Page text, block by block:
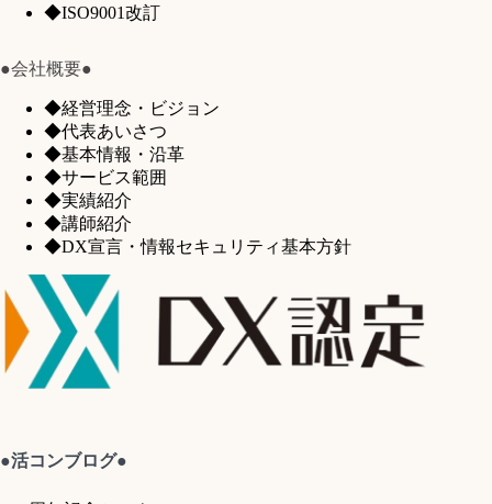
◆ISO9001改訂
●会社概要●
◆経営理念・ビジョン
◆代表あいさつ
◆基本情報・沿革
◆サービス範囲
◆実績紹介
◆講師紹介
◆DX宣言・情報セキュリティ基本方針
●活コンブログ●